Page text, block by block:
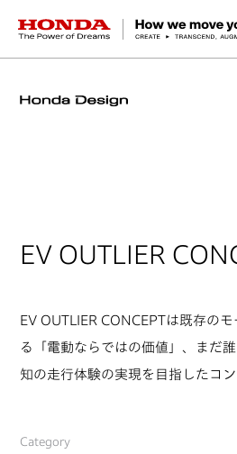
HONDA The Power of
EV OUTLIER
Category
EV OUTLIER CONCEPTは既存の
る「電動ならではの価値」、まだ
知の走行体験の実現を目指したコン